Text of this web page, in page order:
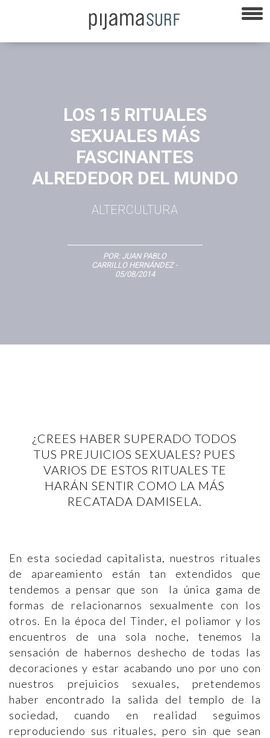
LOS 15 RITUALES
SEXUALES MÁS
FASCINANTES
ALREDEDOR DEL MUNDO
ALTERCULTURA
POR: JUAN PABLO
CARRILLO HERNÁNDEZ-
05/08/2014
¿CREES HABER SUPERADO TODOS
TUS PREJUICIOS SEXUALES? PUES
VARIOS DE ESTOS RITUALES TE
HARÁN SENTIR COMO LA MÁS
RECATADA DAMISELA.
En esta sociedad capitalista, nuestros rituales
de apareamiento están tan extendidos que
tendemos a pensar que son la única gama de
formas de relacionarnos sexualmente con los
otros. En la época del Tinder, el poliamor y los
encuentros de una sola noche, tenemos la
sensación de habernos deshecho de todas las
decoraciones y estar acabando uno por uno con
nuestros prejuicios sexuales, pretendemos
haber encontrado la salida del templo de la
sociedad, cuando en realidad seguimos
reproduciendo sus rituales, pero sin que sean